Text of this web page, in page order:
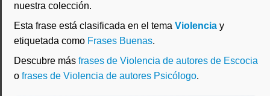
nuestra colección.
Esta frase está clasificada en el tema Violencia y
etiquetada como Frases Buenas.
Descubre más frases de Violencia de autores de Escocia
o frases de Violencia de autores Psicólogo.